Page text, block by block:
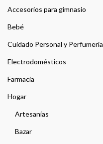
Accesorios para gimnasio
Bebé
Cuidado Personal y Perfumería
Electrodomésticos
Farmacia
Hogar
Artesanías
Bazar